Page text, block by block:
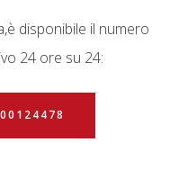
è disponibile il numero
24 ore su 24: